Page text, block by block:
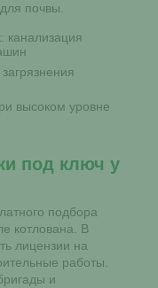
почвы.
канализация
высоком уровне
под ключ у
подбора
котлована. В
лицензии на
работы.
и